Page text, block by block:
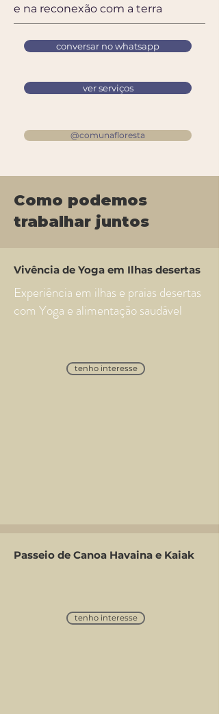
e na reconexão com a terra
conversar no whatsapp
ver serviços
@comunafloresta
Como podemos
trabalhar juntos
Vivência de Yoga em Ilhas desertas
Experiência em ilhas e praias desertas
com Yoga e alimentação saudável
tenho interesse
Passeio de Canoa Havaina e Kaiak
tenho interesse